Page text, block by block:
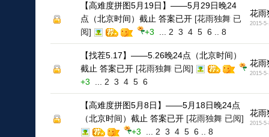
【高难度拼图5月19日】——5月29日晚24
点（北京时间）截止 答案已开 [花雨独舞 已
阅]
+3 2 3 4 5 6 8
花雨
2015-
【找茬5.17】——5.26晚24点（北京时间）
截止 答案已开 [花雨独舞 已阅]
+3
2 3 4 5 6
花雨
2015-
【高难度拼图5月8日】——5月18日晚24点
（北京时间）截止 答案已开 [花雨独舞 已阅]
+3
2 3 4 5 6 8
花雨
2015-5-